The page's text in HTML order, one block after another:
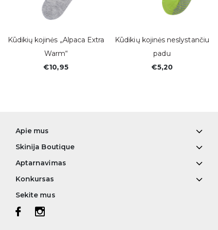
Kūdikių kojinės „Alpaca Extra
Warm“
€10,95
Kūdikių kojinės neslystančiu
padu
€5,20
Apie mus
Skinija Boutique
Aptarnavimas
Konkursas
Sekite mus